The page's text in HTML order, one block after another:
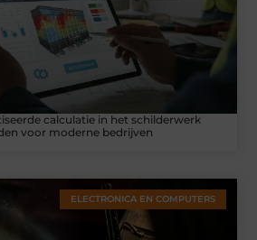
calculatie in het schilderwerk
voor moderne bedrijven
ELECTRONICA EN COMPUTERS